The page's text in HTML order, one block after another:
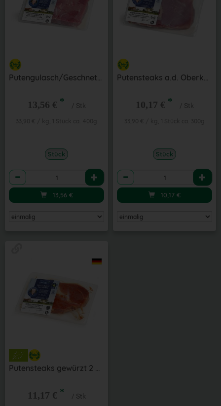
Putengulasch/Geschnetzeltes ca. 400 g
13,56 € * / Stk
Stück
Anzahl
13,56 €
Putensteaks a.d. Oberkeule ca. 300 g
10,17 € * / Stk
Stück
Anzahl
10,17 €
Putensteaks gewürzt 2 Stk
11,17 € * / Stk